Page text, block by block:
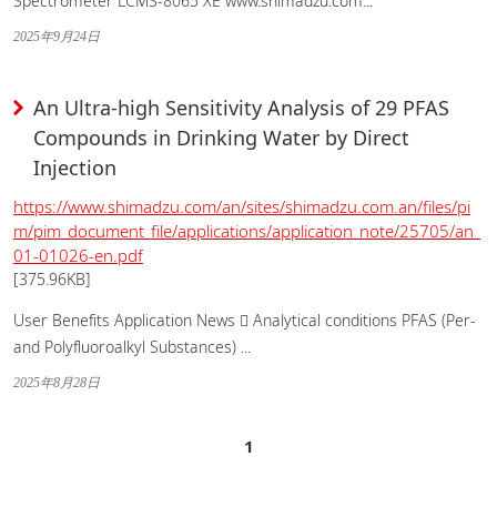
2025年9月24日
An Ultra-high Sensitivity Analysis of 29 PFAS
Compounds in Drinking Water by Direct
Injection
https://www.shimadzu.com/an/sites/shimadzu.com.an/files/pi
m/pim_document_file/applications/application_note/25705/an_
01-01026-en.pdf
[375.96KB]
User Benefits Application News  Analytical conditions PFAS (Per-
and Polyfluoroalkyl Substances) ...
2025年8月28日
1